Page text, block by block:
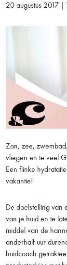
20 augustus 2017 |
Zon, zee,
vliegen en te veel
Een flinke
vakantie!
De doelstelling van
van je huid en te
middel van de
anderhalf uur
huidcoach